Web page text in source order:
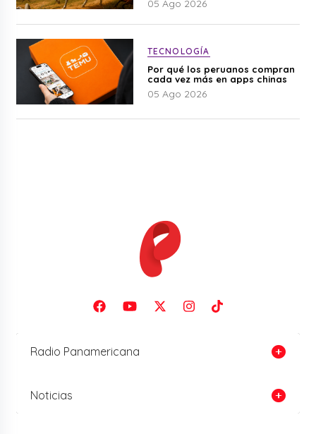
05 Ago 2026
TECNOLOGÍA
Por qué los peruanos compran
cada vez más en apps chinas
05 Ago 2026
Radio Panamericana
Noticias